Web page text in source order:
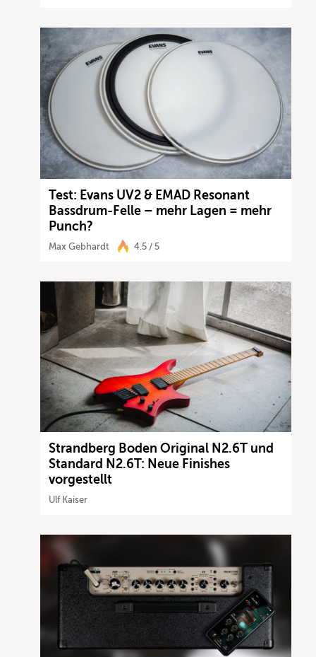
Test: Evans UV2 & EMAD Resonant
Bassdrum-Felle – mehr Lagen = mehr
Punch?
Max Gebhardt 4.5 / 5
Strandberg Boden Original N2.6T und
Standard N2.6T: Neue Finishes
vorgestellt
Ulf Kaiser